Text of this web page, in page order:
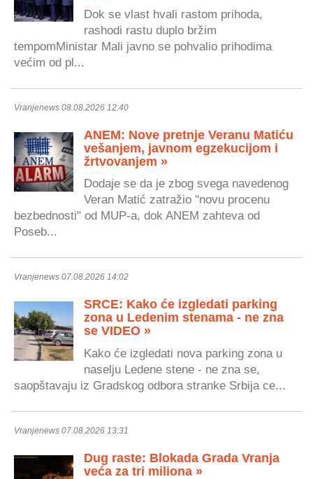
Dok se vlast hvali rastom prihoda,
rashodi rastu duplo bržim
tempomMinistar Mali javno se pohvalio prihodima
većim od pl...
Vranjenews 08.08.2026 12:40
ANEM: Nove pretnje Veranu Matiću
vešanjem, javnom egzekucijom i
žrtvovanjem »
Dodaje se da je zbog svega navedenog
Veran Matić zatražio "novu procenu
bezbednosti" od MUP-a, dok ANEM zahteva od
Poseb...
Vranjenews 07.08.2026 14:02
SRCE: Kako će izgledati parking
zona u Ledenim stenama - ne zna
se VIDEO »
Kako će izgledati nova parking zona u
naselju Ledene stene - ne zna se,
saopštavaju iz Gradskog odbora stranke Srbija ce...
Vranjenews 07.08.2026 13:31
Dug raste: Blokada Grada Vranja
veća za tri miliona »